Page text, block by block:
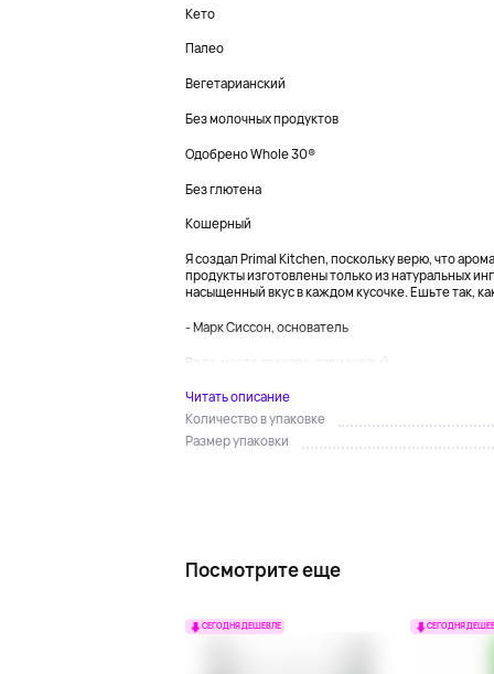
Кето
Палео
Вегетарианский
Без молочных продуктов
Одобрено Whole 30®
Без глютена
Кошерный
Я создал Primal Kitchen, поскольку верю, что
продукты изготовлены только из натуральных
насыщенный вкус в каждом кусочке. Ешьте так,
- Марк Сиссон, основатель
Вода, масло авокадо, тапиоковый...
Читать описание
Количество в упаковке
Размер упаковки
Посмотрите еще
СЕГОДНЯ ДЕШЕВЛЕ СЕГОДНЯ